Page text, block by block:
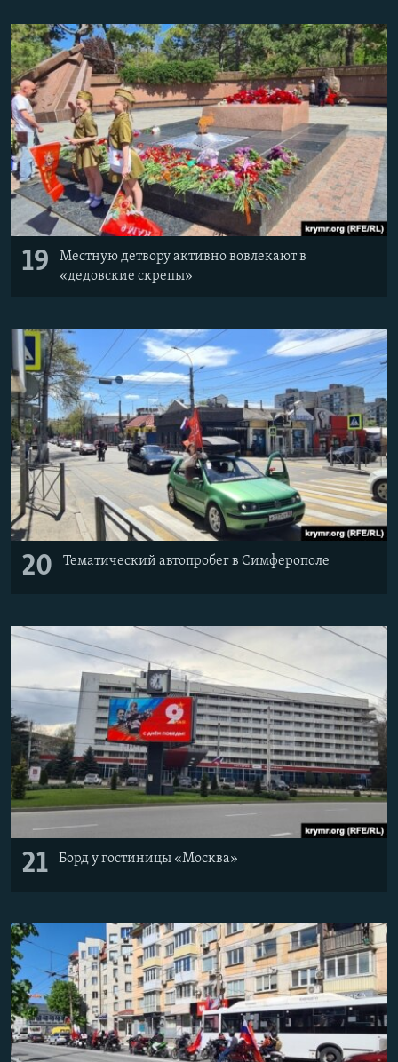
19
Местную детвору активно вовлекают в
«дедовские скрепы»
20 Тематический автопробег в Симферополе
21 Борд у гостиницы «Москва»